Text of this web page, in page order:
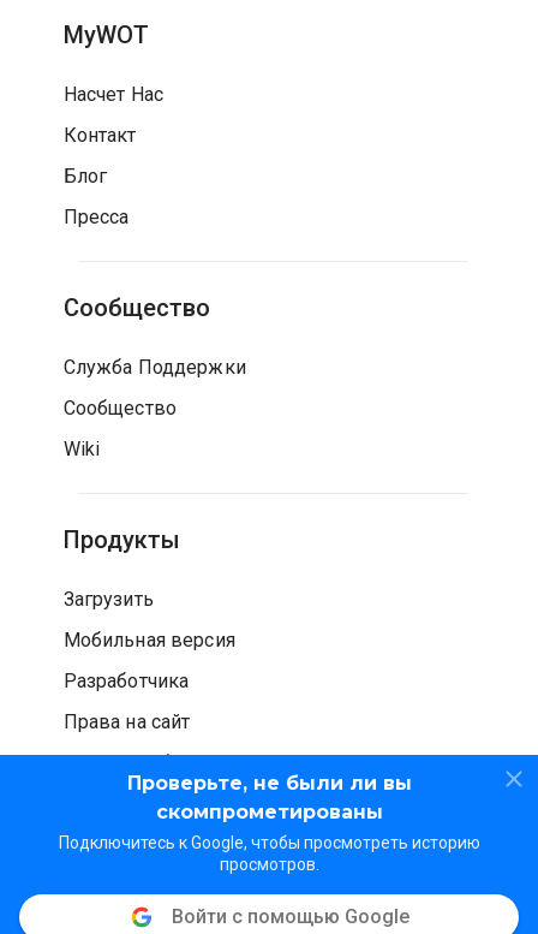
Проверьте, не были ли вы
скомпрометированы
Подключитесь к Google, чтобы просмотреть историю
просмотров.
Войти с помощью Google
MyWOT
Насчет Нас
Контакт
Блог
Пресса
Сообщество
Служба Поддержки
Сообщество
Wiki
Продукты
Загрузить
Мобильная версия
Разработчика
Права на сайт
Проверка безопасности
© WOT Services LP. Все права защищены